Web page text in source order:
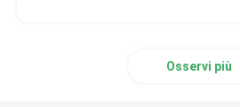
Osservi più